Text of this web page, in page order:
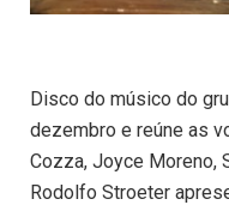
Disco do músico do
dezembro e reúne as
Cozza, Joyce Moreno,
Rodolfo Stroeter